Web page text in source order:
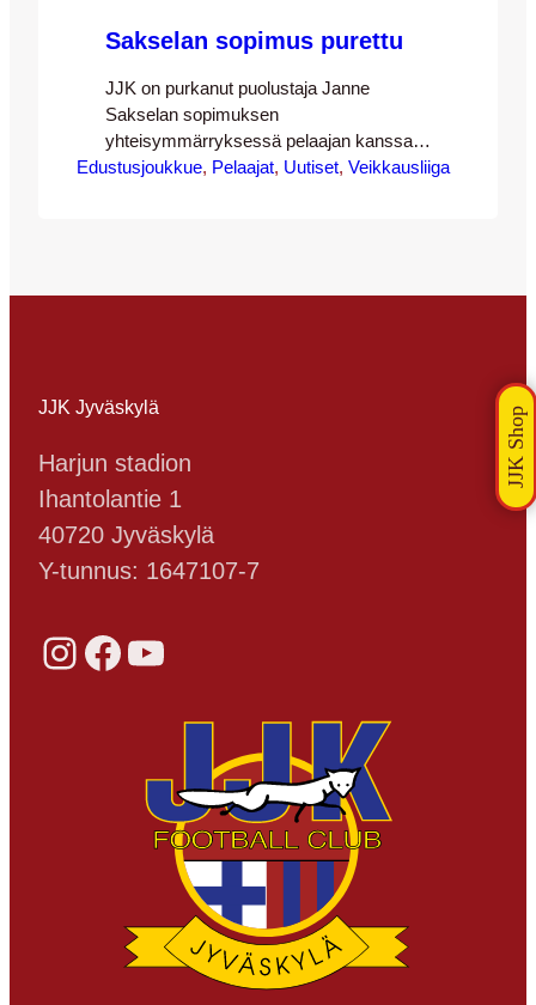
Sakselan sopimus purettu
JJK on purkanut puolustaja Janne
Sakselan sopimuksen
yhteisymmärryksessä pelaajan kanssa.
Sopimus olisi kattanut kauden 2014.
ennen aikojaan alavatsavaivaan – kausi
1993…
Edustusjoukkue, Pelaajat, Uutiset, Veikkausliiga
JJK Jyväskylä
Harjun stadion
Ihantolantie 1
40720 Jyväskylä
Y-tunnus: 1647107-7
Instagram Facebook YouTube